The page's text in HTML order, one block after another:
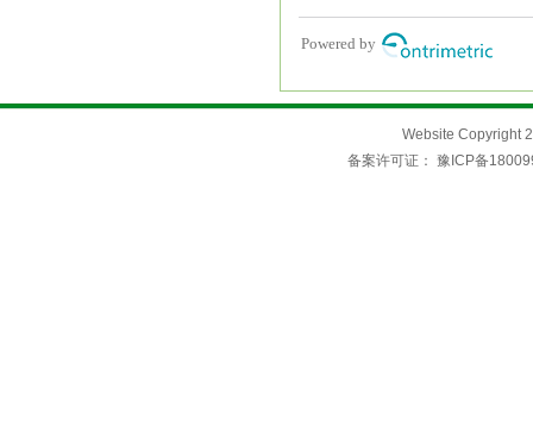
Website Copyright
备案许可证： 豫ICP备